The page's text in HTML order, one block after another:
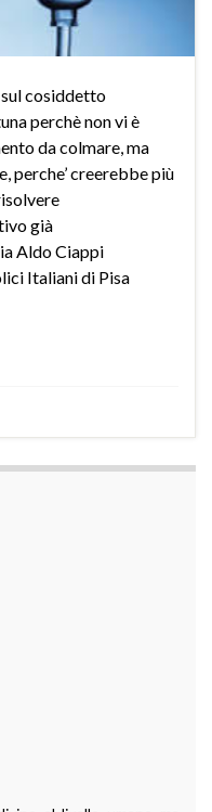
sul cosiddetto
perchè non vi è
da colmare, ma
perche’ creerebbe più
già
Aldo Ciappi
Italiani di Pisa